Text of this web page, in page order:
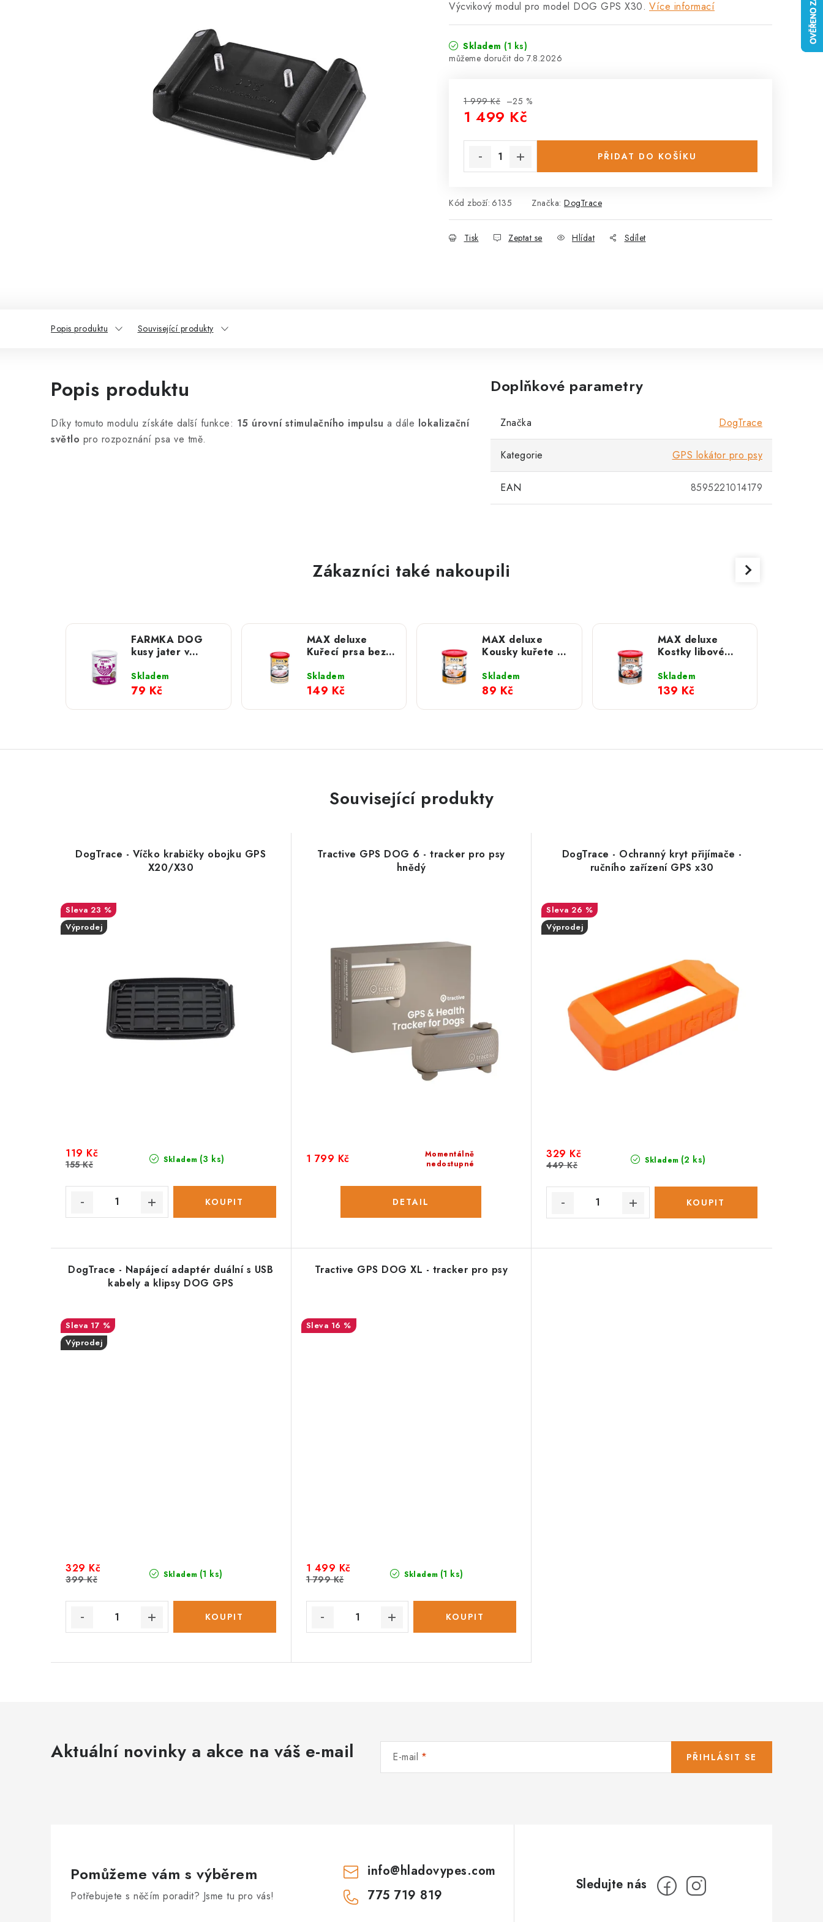
Výcvikový modul pro model DOG GPS X30. Více informací
Skladem (1 ks)
7.8.2026
1 999 Kč –25 %
1 499 Kč
PŘIDAT DO KOŠÍKU
Kód zboží: 6135 Značka: DogTrace
Tisk Zeptat se Hlídat Sdílet
Popis produktu Související produkty
Popis produktu
Díky tomuto modulu získáte další funkce: 15 úrovní stimulačního impulsu a dále lokalizační
světlo pro rozpoznání psa ve tmě.
Doplňkové parametry
Značka DogTrace
Kategorie GPS lokátor pro psy
EAN 8595221014179
Zákazníci také nakoupili
FARMKA DOG
kusy jater v
Skladem
79 Kč
MAX deluxe
Kuřecí prsa bez
Skladem
149 Kč
MAX deluxe
Kousky kuřete s
Skladem
89 Kč
MAX deluxe
Kostky libové
800 g
Skladem
139 Kč
Související produkty
DogTrace - Víčko krabičky obojku GPS
X20/X30
23 %
Výprodej
Skladem (3 ks)
119 Kč
155 Kč
Tractive GPS DOG 6 - tracker pro psy
hnědý
Momentálně
nedostupné
1 799 Kč
DogTrace - Ochranný kryt přijímače -
ručního zařízení GPS x30
26 %
Výprodej
Skladem (2 ks)
329 Kč
449 Kč
DogTrace - Napájecí adaptér duální s USB
kabely a klipsy DOG GPS
17 %
Výprodej
Skladem (1 ks)
329 Kč
399 Kč
Tractive GPS DOG XL - tracker pro psy
16 %
Skladem (1 ks)
1 499 Kč
1 799 Kč
Aktuální novinky a akce na váš e-mail E-mail PŘIHLÁSIT SE
Pomůžeme vám s výběrem
Potřebujete s něčím poradit? Jsme tu pro vás!
info@hladovypes.com
775 719 819